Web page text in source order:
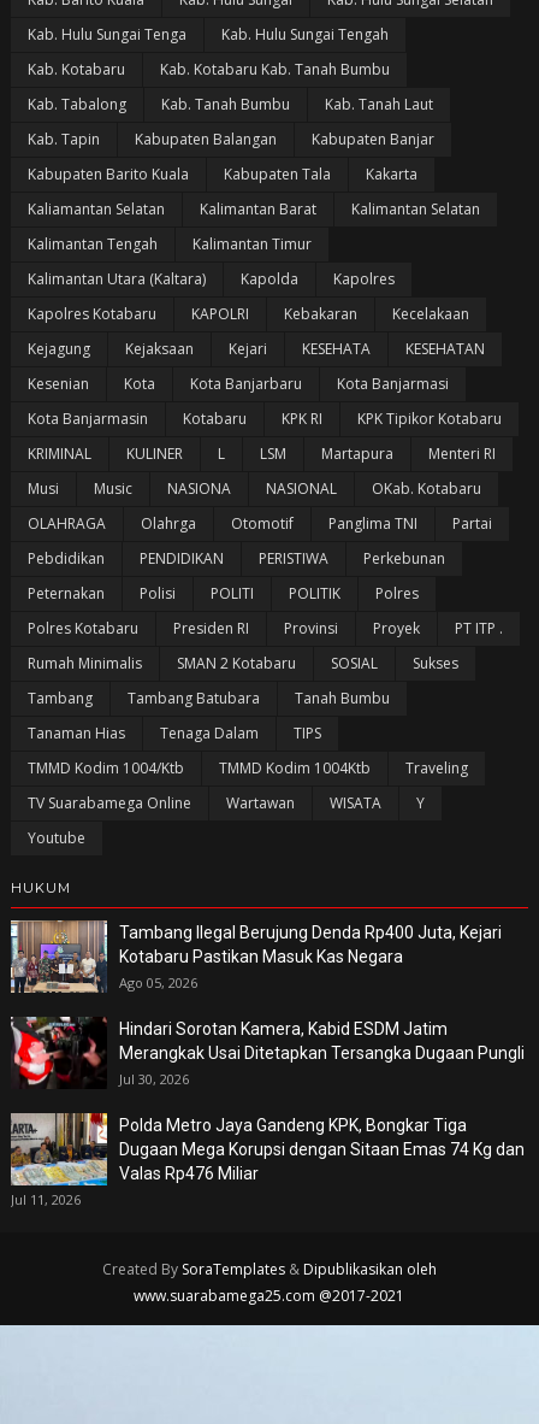
Kab. Hulu Sungai Tenga
Kab. Hulu Sungai Tengah
Kab. Kotabaru
Kab. Kotabaru Kab. Tanah Bumbu
Kab. Tabalong
Kab. Tanah Bumbu
Kab. Tanah Laut
Kab. Tapin
Kabupaten Balangan
Kabupaten Banjar
Kabupaten Barito Kuala
Kabupaten Tala
Kakarta
Kaliamantan Selatan
Kalimantan Barat
Kalimantan Selatan
Kalimantan Tengah
Kalimantan Timur
Kalimantan Utara (Kaltara)
Kapolda
Kapolres
Kapolres Kotabaru
KAPOLRI Kebakaran
Kecelakaan
Kejagung
Kejaksaan Kejari KESEHATA
KESEHATAN
Kesenian
Kota Kota Banjarbaru
Kota Banjarmasi
Kota Banjarmasin
Kotabaru KPK RI
KPK Tipikor Kotabaru
KRIMINAL
KULINER L LSM Martapura
Menteri RI
Musi
Music NASIONA NASIONAL
OKab. Kotabaru
OLAHRAGA
Olahrga Otomotif Panglima TNI
Partai
Pebdidikan
PENDIDIKAN PERISTIWA
Perkebunan
Peternakan
Polisi POLITI POLITIK
Polres
Polres Kotabaru
Presiden RI Provinsi Proyek
PT ITP .
Rumah Minimalis
SMAN 2 Kotabaru SOSIAL
Sukses
Tambang
Tambang Batubara
Tanah Bumbu
Tanaman Hias
Tenaga Dalam
TIPS
TMMD Kodim 1004/Ktb
TMMD Kodim 1004Ktb
Traveling
TV Suarabamega Online
Wartawan WISATA
Y
Youtube
HUKUM
Tambang Ilegal Berujung Denda Rp400 Juta, Kejari
Kotabaru Pastikan Masuk Kas Negara
Ago 05, 2026
Hindari Sorotan Kamera, Kabid ESDM Jatim
Merangkak Usai Ditetapkan Tersangka Dugaan Pungli
Jul 30, 2026
Polda Metro Jaya Gandeng KPK, Bongkar Tiga
Dugaan Mega Korupsi dengan Sitaan Emas 74 Kg dan
Valas Rp476 Miliar
Jul 11, 2026
Created By SoraTemplates& Dipublikasikan oleh
www.suarabamega25.com @2017-2021